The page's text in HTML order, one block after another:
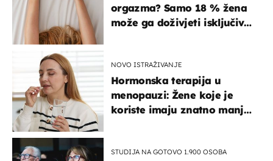
orgazma? Samo 18 % žena
može ga doživjeti isključivo
NOVO ISTRAŽIVANJE
Hormonska terapija u
menopauzi: Žene koje je
koriste imaju znatno manji
STUDIJA NA GOTOVO 1.900 OSOBA